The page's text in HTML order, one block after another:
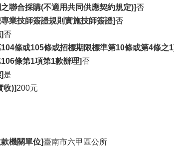
聯合採購(不適用共同供應契約規定)]否
業技師簽證規則實施技師簽證]否
否
條或105條或招標期限標準第10條或第4條之
條第1項第1款辦理]否
是
收)]200元
機關單位]臺南市六甲區公所